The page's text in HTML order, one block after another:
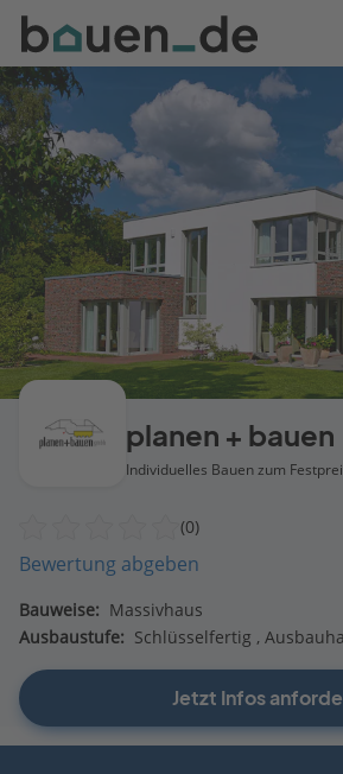
Bauen
Logo
Anmelden
planen + bauen
Individuelles Bauen zum
(0)
Bewertung abgeben
Bauweise: Massivhaus
Ausbaustufe: Schlüsselfertig
Jetzt Infos